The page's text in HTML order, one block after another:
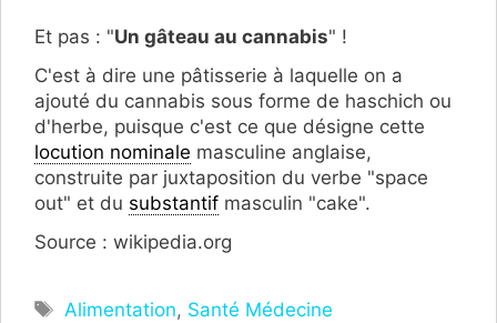
Et pas : "Un gâteau au cannabis" !
C'est à dire une pâtisserie à laquelle on a
ajouté du cannabis sous forme de haschich ou
d'herbe, puisque c'est ce que désigne cette
locution nominale masculine anglaise,
construite par juxtaposition du verbe "space
out" et du substantif masculin "cake".
Source : wikipedia.org
Étiquettes
Alimentation, Santé Médecine